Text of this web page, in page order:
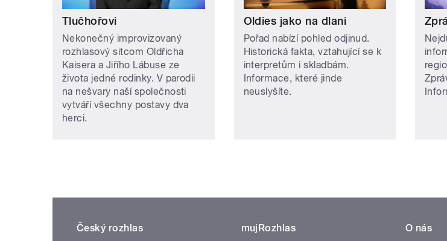
Tlučhořovi
Nekonečný improvizovaný
rozhlasový sitcom Oldřicha
Kaisera a Jiřího Lábuse ze
života jedné rodinky. V parodii
na nešvary naší společnosti
vytváří všechny postavy dva
herci.
Oldies jako na dlani
Pořad nabízí pohled odjinud.
Historická fakta, vztahující se k
interpretům i skladbám.
Informace, které jinde
neuslyšíte.
Český rozhlas mujRozhlas O nás